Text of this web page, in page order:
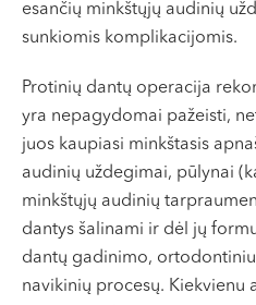
esančių minkštųjų audinių
sunkiomis komplikacijomis.
Protinių dantų operacija
yra nepagydomai pažeisti,
juos kaupiasi minkštasis
audinių uždegimai, pūlynai
minkštųjų audinių
dantys šalinami ir dėl jų
dantų gadinimo, ortodontiniu
navikinių procesų. Kiekvienu